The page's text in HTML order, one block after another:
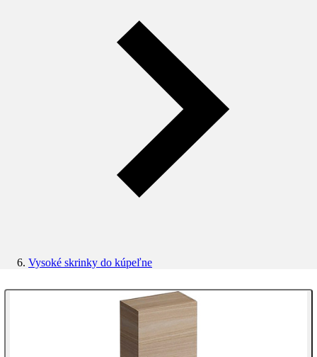
Vysoké skrinky do kúpeľne